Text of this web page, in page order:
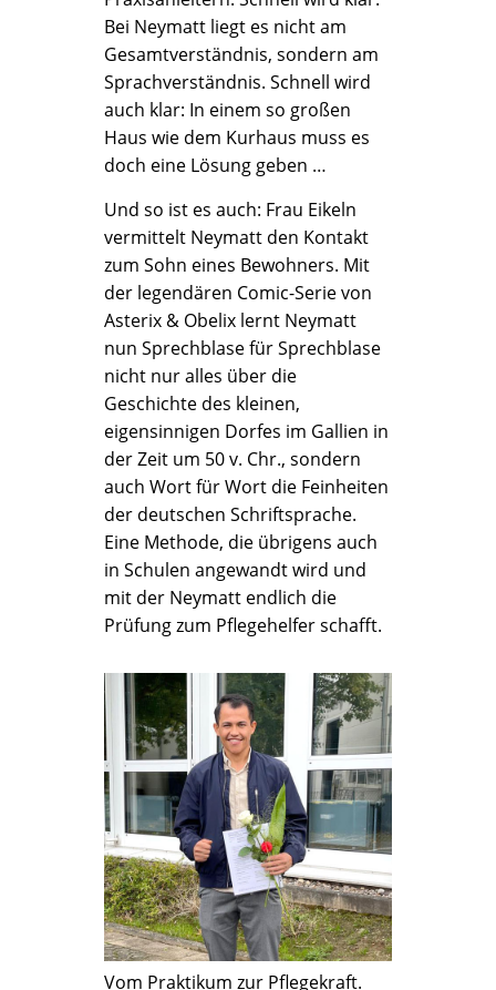
Bei Neymatt liegt es nicht am
Gesamtverständnis, sondern am
Sprachverständnis. Schnell wird
auch klar: In einem so großen
Haus wie dem Kurhaus muss es
doch eine Lösung geben …
Und so ist es auch: Frau Eikeln
vermittelt Neymatt den Kontakt
zum Sohn eines Bewohners. Mit
der legendären Comic-Serie von
Asterix & Obelix lernt Neymatt
nun Sprechblase für Sprechblase
nicht nur alles über die
Geschichte des kleinen,
eigensinnigen Dorfes im Gallien in
der Zeit um 50 v. Chr., sondern
auch Wort für Wort die Feinheiten
der deutschen Schriftsprache.
Eine Methode, die übrigens auch
in Schulen angewandt wird und
mit der Neymatt endlich die
Prüfung zum Pflegehelfer schafft.
Vom Praktikum zur Pflegekraft.